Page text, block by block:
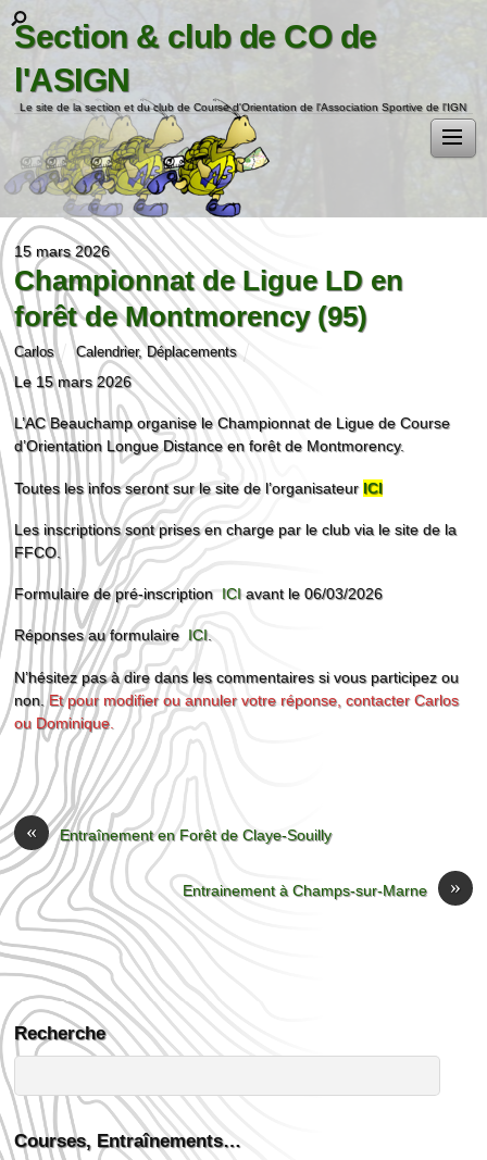
Section & club de CO de
l'ASIGN
Le site de la section et du club de Course d'Orientation de l'Association Sportive de l'IGN
15 mars 2026
Championnat de Ligue LD en
forêt de Montmorency (95)
Carlos Calendrier,Déplacements
Le 15 mars 2026
L’AC Beauchamp organise le Championnat de Ligue de Course
d’Orientation Longue Distance en forêt de Montmorency.
Toutes les infos seront sur le site de l’organisateur ICI
Les inscriptions sont prises en charge par le club via le site de la
FFCO.
Formulaire de pré-inscription ICIavant le 06/03/2026
Réponses au formulaireICI.
N’hésitez pas à dire dans les commentaires si vous participez ou
non.Et pour modifier ou annuler votre réponse, contacter Carlos
ou Dominique.
« Entraînement en Forêt de Claye-Souilly
»
Entrainement à Champs-sur-Marne
Recherche
Courses, Entraînements…